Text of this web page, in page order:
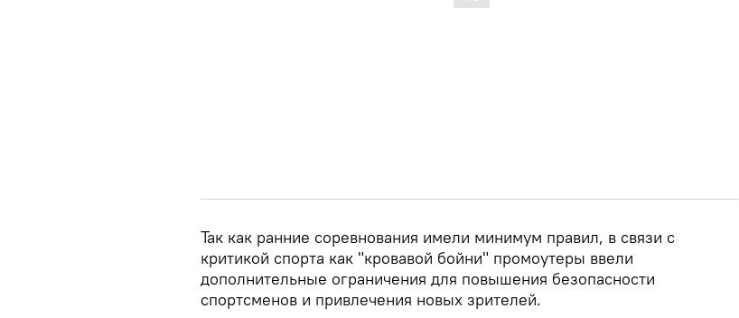
Так как ранние соревнования имели минимум правил, в связи с
критикой спорта как "кровавой бойни" промоутеры ввели
дополнительные ограничения для повышения безопасности
спортсменов и привлечения новых зрителей.